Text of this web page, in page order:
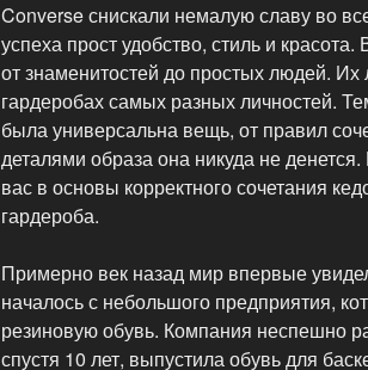
Converse снискали немалую славу во
успеха прост удобство, стиль и
от знаменитостей до простых людей. Их
гардеробах самых разных личностей.
была универсальна вещь, от правил
деталями образа она никуда не
вас в основы корректного сочетания
гардероба.
Примерно век назад мир впервые
началось с небольшого предприятия,
резиновую обувь. Компания неспешно
спустя 10 лет, выпустила обувь для